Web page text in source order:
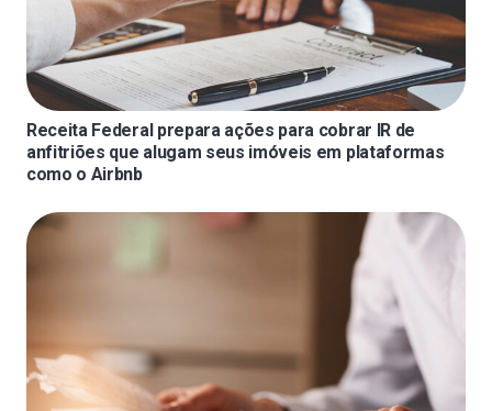
Receita Federal prepara ações para cobrar IR de
anfitriões que alugam seus imóveis em plataformas
como o Airbnb